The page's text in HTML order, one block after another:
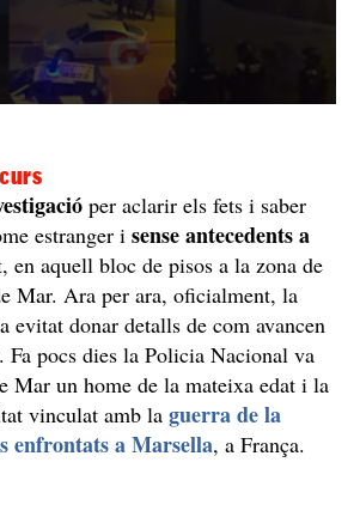
per aclarir els fets i saber
estranger i sense antecedents a
en aquell bloc de pisos a la zona de
Mar. Ara per ara, oficialment, la
evitat donar detalls de com avancen
Fa pocs dies la Policia Nacional va
Mar un home de la mateixa edat i la
vinculat amb la guerra de la
enfrontats a Marsella, a França.